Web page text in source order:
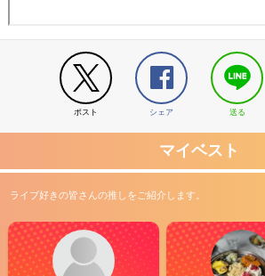
ポスト シェア 送る
マイベスト
ライブ好きの皆さんの推しをご紹介します。